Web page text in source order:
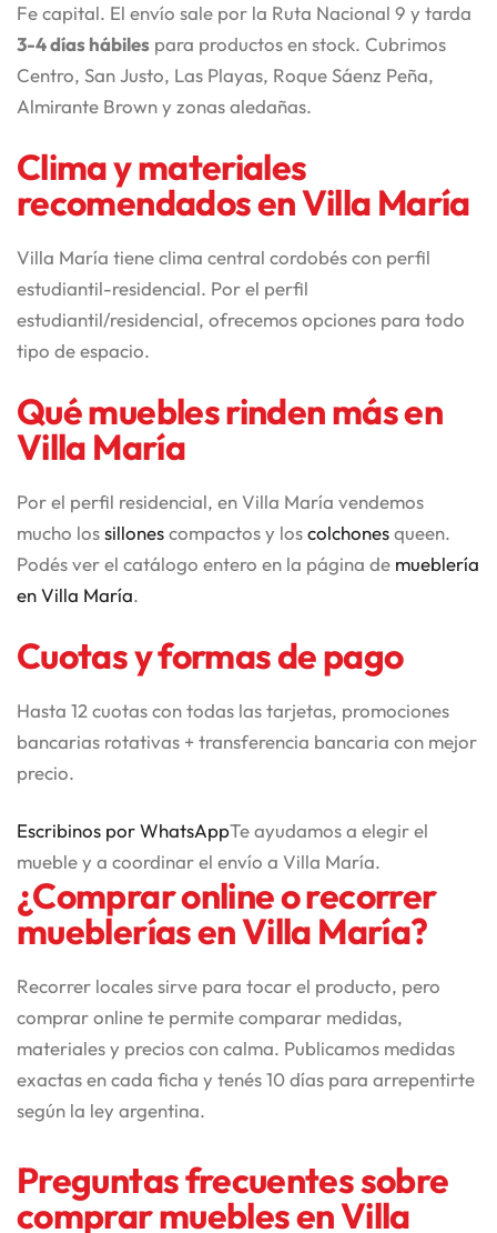
Fe capital. El envío sale por la Ruta Nacional 9 y tarda
3-4 días hábiles para productos en stock. Cubrimos
Centro, San Justo, Las Playas, Roque Sáenz Peña,
Almirante Brown y zonas aledañas.
Clima y materiales
recomendados en Villa María
Villa María tiene clima central cordobés con perfil
estudiantil-residencial. Por el perfil
estudiantil/residencial, ofrecemos opciones para todo
tipo de espacio.
Qué muebles rinden más en
Villa María
Por el perfil residencial, en Villa María vendemos
mucho lossillonescompactos y loscolchonesqueen.
Podés ver el catálogo entero en la página de mueblería
en Villa María.
Cuotas y formas de pago
Hasta 12 cuotas con todas las tarjetas, promociones
bancarias rotativas + transferencia bancaria con mejor
precio.
Escribinos por WhatsAppTe ayudamos a elegir el
mueble y a coordinar el envío a Villa María.
¿Comprar online o recorrer
mueblerías en Villa María?
Recorrer locales sirve para tocar el producto, pero
comprar online te permite comparar medidas,
materiales y precios con calma. Publicamos medidas
exactas en cada ficha y tenés 10 días para arrepentirte
según la ley argentina.
Preguntas frecuentes sobre
comprar muebles en Villa